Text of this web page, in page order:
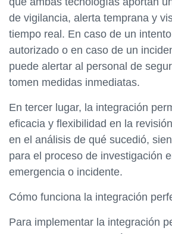
de vigilancia, alerta temprana y
tiempo real. En caso de un
autorizado o en caso de un
puede alertar al personal de
tomen medidas inmediatas.
En tercer lugar, la integración
eficacia y flexibilidad en la
en el análisis de qué sucedió,
para el proceso de investigación
emergencia o incidente.
Cómo funciona la integración
Para implementar la integración